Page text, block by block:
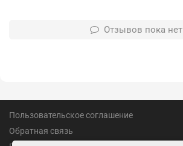
Отзывов пока нет
Пользовательское соглашение
Обратная связь